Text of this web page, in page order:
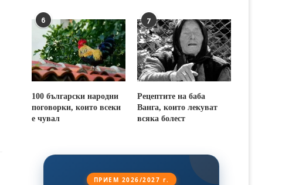
6
100 български народни
поговорки, които всеки
е чувал
7
Рецептите на баба
Ванга, които лекуват
всяка болест
ПРИЕМ 2026/2027 г.